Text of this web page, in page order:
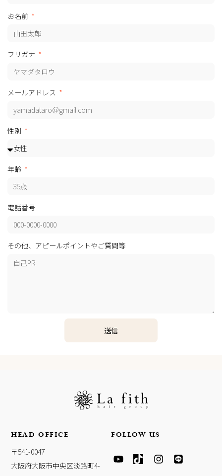
お名前
フリガナ
メールアドレス
性別
年齢
電話番号
その他、アピールポイントやご質問等
送信
HEAD OFFICE
〒541-0047
大阪府大阪市中央区淡路町4-
FOLLOW US
O
I
N
I